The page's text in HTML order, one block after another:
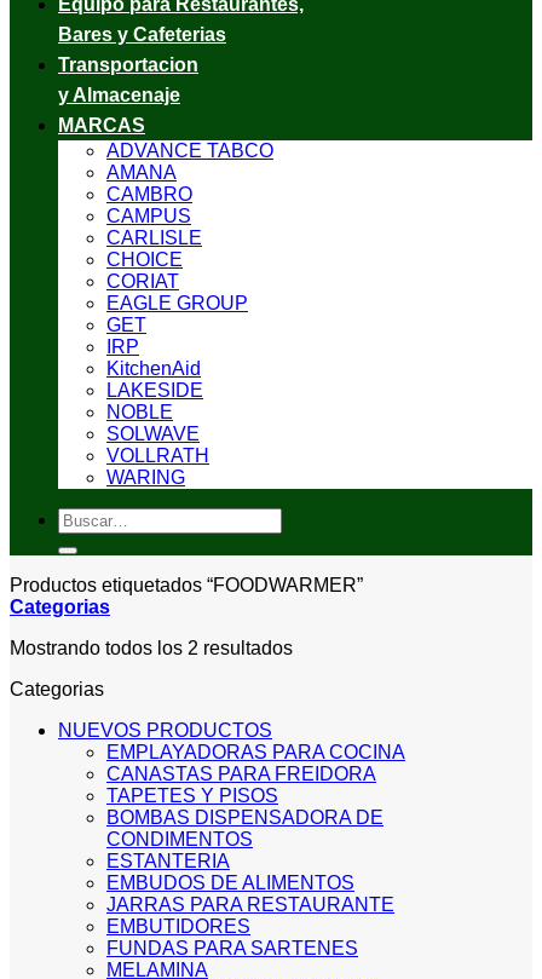
Equipo para Restaurantes,
Bares y Cafeterias
Transportacion
y Almacenaje
MARCAS
ADVANCE TABCO
AMANA
CAMBRO
CAMPUS
CARLISLE
CHOICE
CORIAT
EAGLE GROUP
GET
IRP
KitchenAid
LAKESIDE
NOBLE
SOLWAVE
VOLLRATH
WARING
Buscar
por:
Productos etiquetados “FOODWARMER”
Categorias
Mostrando todos los 2 resultadosSorted
high
Categorias
NUEVOS PRODUCTOS
EMPLAYADORAS PARA COCINA
CANASTAS PARA FREIDORA
TAPETES Y PISOS
BOMBAS DISPENSADORA DE
CONDIMENTOS
ESTANTERIA
EMBUDOS DE ALIMENTOS
JARRAS PARA RESTAURANTE
EMBUTIDORES
FUNDAS PARA SARTENES
MELAMINA